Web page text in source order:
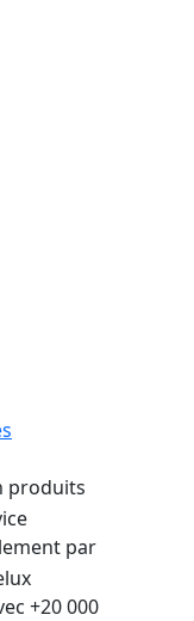
produits
par
+20 000